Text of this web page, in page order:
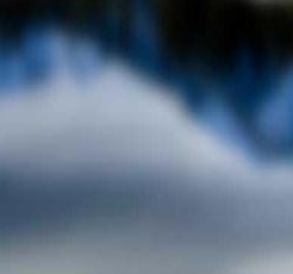
Canada